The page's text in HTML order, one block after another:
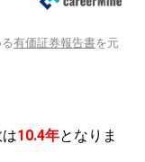
有価証券報告書を元
10.4年となりま